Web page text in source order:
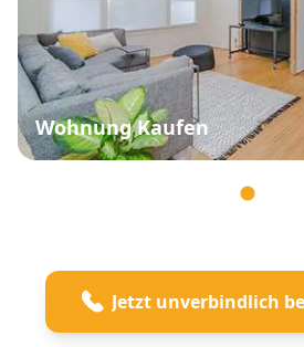
Wohnung Kaufen
Jetzt unverbindlich